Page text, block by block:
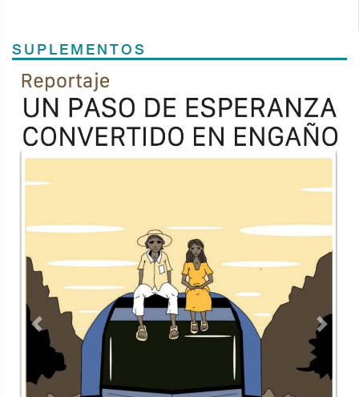
SUPLEMENTOS
Previous Next